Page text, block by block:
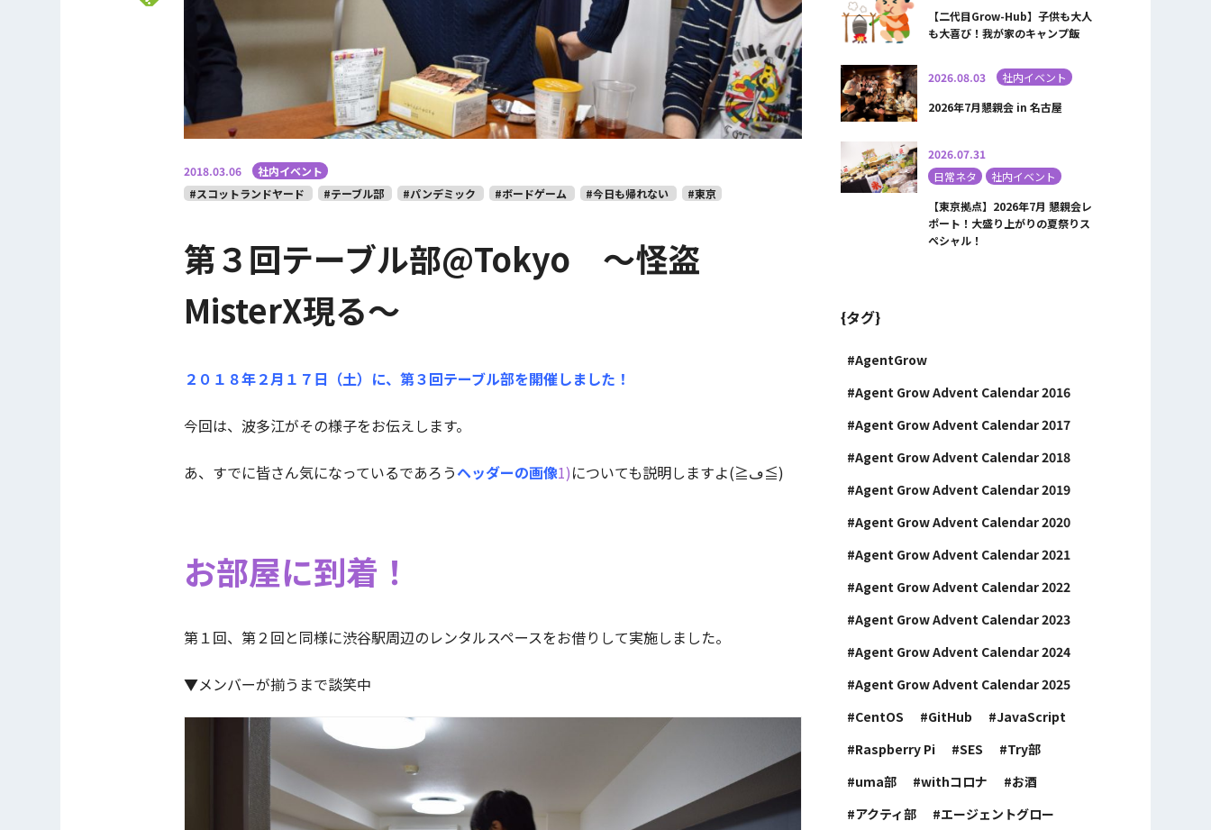
2018.03.06
社内イベント
#スコットランドヤード
#テーブル部 #パンデミック #ボードゲーム #今日も帰れない #東京
第３回テーブル部@Tokyo ～怪盗
MisterX現る～
２０１８年２月１７日（土）に、第３回テーブル部を開催しました！
今回は、波多江がその様子をお伝えします。
あ、すでに皆さん気になっているであろうヘッダーの画像1) についても説明しますよ(≧ڡ≦)
お部屋に到着！
第１回、第２回と同様に渋谷駅周辺のレンタルスペースをお借りして実施しました。
▼メンバーが揃うまで談笑中
【二代目Grow-Hub】子供も大人
も大喜び！我が家のキャンプ飯
2026.08.03
社内イベント
2026年7月懇親会 in 名古屋
2026.07.31
日常ネタ
社内イベント
【東京拠点】2026年7月 懇親会レ
ポート！大盛り上がりの夏祭りス
ペシャル！
{タグ}
AgentGrow
Agent Grow Advent Calendar 2016
Agent Grow Advent Calendar 2017
Agent Grow Advent Calendar 2018
Agent Grow Advent Calendar 2019
Agent Grow Advent Calendar 2020
Agent Grow Advent Calendar 2021
Agent Grow Advent Calendar 2022
Agent Grow Advent Calendar 2023
Agent Grow Advent Calendar 2024
Agent Grow Advent Calendar 2025
CentOS
GitHub
JavaScript
Raspberry Pi
SES
Try部
uma部
withコロナ
お酒
アクティ部
エージェントグロー